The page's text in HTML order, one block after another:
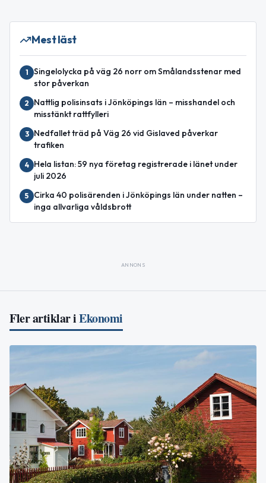
Mest läst
1
Singelolycka på väg 26 norr om Smålandsstenar med
stor påverkan
2
Nattlig polisinsats i Jönköpings län – misshandel och
misstänkt rattfylleri
3
Nedfallet träd på Väg 26 vid Gislaved påverkar
trafiken
4
Hela listan: 59 nya företag registrerade i länet under
juli 2026
5
Cirka 40 polisärenden i Jönköpings län under natten –
inga allvarliga våldsbrott
ANNONS
Fler artiklar iEkonomi